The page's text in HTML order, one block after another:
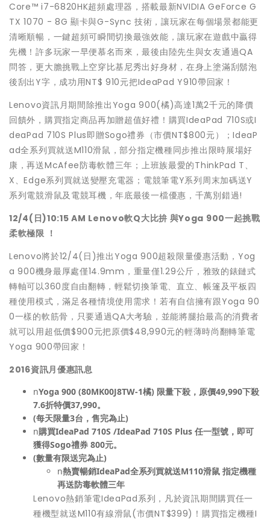
Core™ i7-6820HK超頻處理器，搭載最新NVIDIA GeForce G
TX 1070 - 8G 顯卡與G-Sync 技術，讓玩家在每個場景都能更
清晰順暢，一鍵超頻可瞬間切換最強效能，讓玩家在遊戲中贏得
先機！許多玩家一早便慕名而來，最後由陸先生與女友通過QA
問答，更大膽挑戰上空穿比基尼秀出好身材，在身上塗滿刮鬍泡
後刮出Y字，成功用NT$ 910元把IdeaPad Y910帶回家！
Lenovo資訊月期間除推出Yoga 900(橘)高達1萬2千元的降價
回饋外，購買指定商品再加贈超值好禮！購買IdeaPad 710S或I
deaPad 710S Plus即贈Sogo禮券（市價NT$800元）；IdeaP
ad全系列買就送M110滑鼠，部分指定機種同步推出限時展場好
康，再送McAfee防毒軟體三年；上班族最愛的ThinkPad T、
X、Edge系列買就送變壓充電器；電競筆電Y系列周末加碼送Y
系列電競滑鼠及電競耳機，年底最後一檔優惠，千萬別錯過!
12/4( 日)10:15 AM Lenovo軟Q大比拚 與Yoga 900一起挑戰
柔軟極限 ！
Lenovo將於12/4(日)推出Yoga 900超殺限量優惠活動，Yog
a 900機身最厚處僅14.9mm，重量僅1.29公斤，雅致的錶鏈式
轉軸可以360度自由翻轉，輕鬆切換筆電、直立、帳篷及平板四
種使用模式，滿足各種情境使用需求！若有自信擁有跟Yoga 90
0一樣的軟筋骨，只要通過QA大考驗，並能將腿抬最高的消費者
就可以用超低價$900元把原價$48,990元的輕薄時尚翻轉筆電
Yoga 900帶回家！
2016資訊月優惠訊息
nYoga 900 (80MK00J8TW-1橘) 限量下殺，原價49,990下殺
7.6折特價37,990。
(每天限量3台，售完為止)
n購買IdeaPad 710S /IdeaPad 710S Plus 任一型號，即可
獲得Sogo禮券 800元。
(數量有限送完為止)
n熱賣暢銷IdeaPad全系列買就送M110滑鼠 指定機種
再送防毒軟體三年
Lenovo熱銷筆電IdeaPad系列，凡於資訊期間購買任一
種機型就送M110有線滑鼠(市價NT$399)！購買指定機種I